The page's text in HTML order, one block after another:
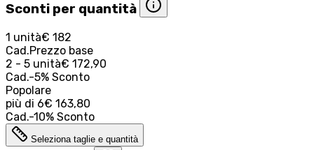
Sconti per quantità
1 unità€ 182
Cad.Prezzo base
2 - 5 unità€ 172,90
Cad.-5% Sconto
Popolare
più di 6€ 163,80
Cad.-10% Sconto
Seleziona taglie e quantità